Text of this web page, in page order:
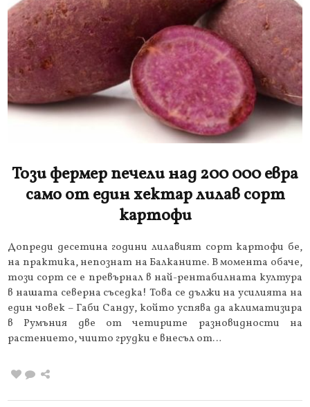
Този фермер печели над 200 000 евра
само от един хектар лилав сорт
картофи
Допреди десетина години лилавият сорт картофи бе,
на практика, непознат на Балканите. В момента обаче,
този сорт се е превърнал в най-рентабилната култура
в нашата северна съседка! Това се дължи на усилията на
един човек – Габи Санду, който успява да аклиматизира
в Румъния две от четирите разновидности на
растението, чиито грудки е внесъл от…